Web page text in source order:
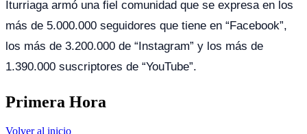
Iturriaga armó una fiel comunidad que se expresa en los
más de 5.000.000 seguidores que tiene en “Facebook”,
los más de 3.200.000 de “Instagram” y los más de
1.390.000 suscriptores de “YouTube”.
Primera Hora
Volver al inicio